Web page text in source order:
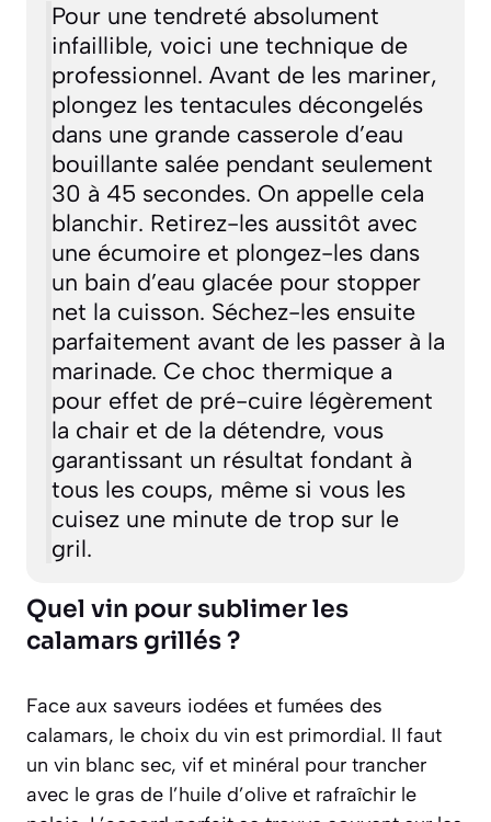
Pour une tendreté absolument
infaillible, voici une technique de
professionnel. Avant de les mariner,
plongez les tentacules décongelés
dans une grande casserole d’eau
bouillante salée pendant seulement
30 à 45 secondes. On appelle cela
blanchir. Retirez-les aussitôt avec
une écumoire et plongez-les dans
un bain d’eau glacée pour stopper
net la cuisson. Séchez-les ensuite
parfaitement avant de les passer à la
marinade. Ce choc thermique a
pour effet de pré-cuire légèrement
la chair et de la détendre, vous
garantissant un résultat fondant à
tous les coups, même si vous les
cuisez une minute de trop sur le
gril.
Quel vin pour sublimer les
calamars grillés ?
Face aux saveurs iodées et fumées des
calamars, le choix du vin est primordial. Il faut
un vin blanc sec, vif et minéral pour trancher
avec le gras de l’huile d’olive et rafraîchir le